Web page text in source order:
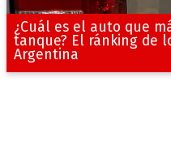
¿Cuál es el auto que
tanque? El ránking de
Argentina